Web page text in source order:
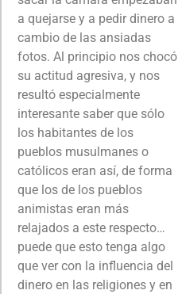
a quejarse y a pedir dinero a
cambio de las ansiadas
fotos. Al principio nos chocó
su actitud agresiva, y nos
resultó especialmente
interesante saber que sólo
los habitantes de los
pueblos musulmanes o
católicos eran así, de forma
que los de los pueblos
animistas eran más
relajados a este respecto…
puede que esto tenga algo
que ver con la influencia del
dinero en las religiones y en